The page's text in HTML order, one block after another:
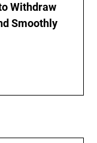
Withdraw
Smoothly